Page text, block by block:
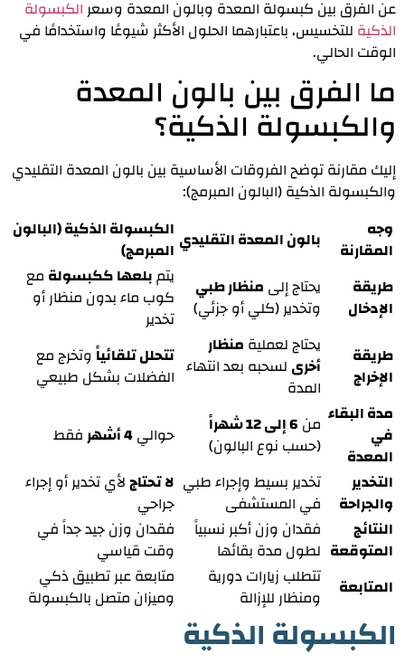
عن الفرق بين كبسولة المعدة وبالون المعدة وسعر الكبسولة
الذكية للتخسيس، باعتبارهما الحلول الأكثر شيوعًا واستخدامًا في
الوقت الحالي.
ما الفرق بين بالون المعدة
والكبسولة الذكية؟
إليك مقارنة توضح الفروقات الأساسية بين بالون المعدة التقليدي
والكبسولة الذكية (البالون المبرمج):
وجه
المقارنة
بالون المعدة التقليدي الكبسولة الذكية (البالون
المبرمج)
طريقة
الإدخال
يحتاج إلى منظار طبي
وتخدير (كلي أو جزئي)
يتمبلعها ككبسولة مع
كوب ماء بدون منظار أو
تخدير
طريقة
الإخراج
يحتاج لعملية منظار
أخرى لسحبه بعد انتهاء
المدة
تتحلل تلقائياً وتخرج مع
الفضلات بشكل طبيعي
مدة البقاء
في
المعدة
من 6 إلى 12 شهراً
(حسب نوع البالون)
حوالي4 أشهر
فقط
التخدير
والجراحة
تخدير بسيط وإجراء طبي
في المستشفى
لا تحتاجلأي تخدير أو إجراء
جراحي
النتائج
المتوقعة
فقدان وزن أكبر نسبياً
لطول مدة بقائها
فقدان وزن جيد جداً في
وقت قياسي
المتابعة
تتطلب زيارات دورية
ومنظار للإزالة
متابعة عبر تطبيق ذكي
وميزان متصل بالكبسولة
الكبسولة الذكية